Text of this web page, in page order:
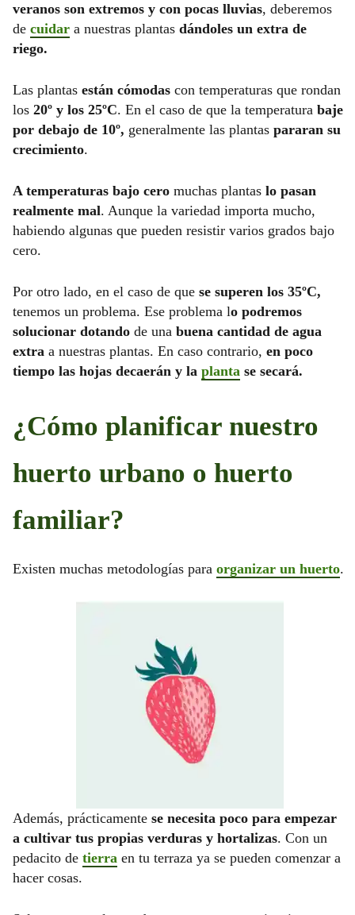
veranos son extremos y con pocas lluvias, deberemos
de cuidar a nuestras plantas dándoles un extra de
riego.
Las plantas están cómodas con temperaturas que rondan
los 20º y los 25ºC. En el caso de que la temperatura baje
por debajo de 10º, generalmente las plantas pararan su
crecimiento.
A temperaturas bajo cero muchas plantas lo pasan
realmente mal. Aunque la variedad importa mucho,
habiendo algunas que pueden resistir varios grados bajo
cero.
Por otro lado, en el caso de que se superen los 35ºC,
tenemos un problema. Ese problema lo podremos
solucionar dotando de una buena cantidad de agua
extra a nuestras plantas. En caso contrario, en poco
tiempo las hojas decaerán y la planta se secará.
¿Cómo planificar nuestro
huerto urbano o huerto
familiar?
Existen muchas metodologías para organizar un huerto.
Además, prácticamente se necesita poco para empezar
a cultivar tus propias verduras y hortalizas. Con un
pedacito de tierra en tu terraza ya se pueden comenzar a
hacer cosas.